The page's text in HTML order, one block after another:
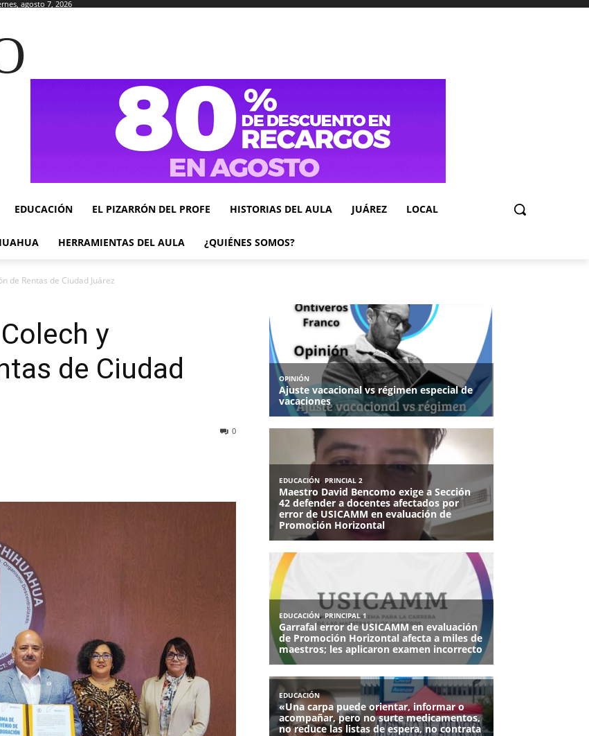
agosto 7, 2026
EDUCACIÓN EL PIZARRÓN DEL PROFE HISTORIAS DEL AULA JUÁREZ LOCAL
HERRAMIENTAS DEL AULA ¿QUIÉNES SOMOS?
de Rentas de Ciudad Juárez
y
de Ciudad
0